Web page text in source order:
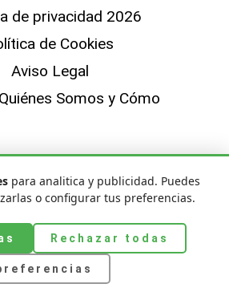
para analitica y publicidad. Puedes
o configurar tus preferencias.
Rechazar todas
de privacidad 2026
de Cookies
Aviso Legal
Somos y Cómo
|Sobre Nosotros